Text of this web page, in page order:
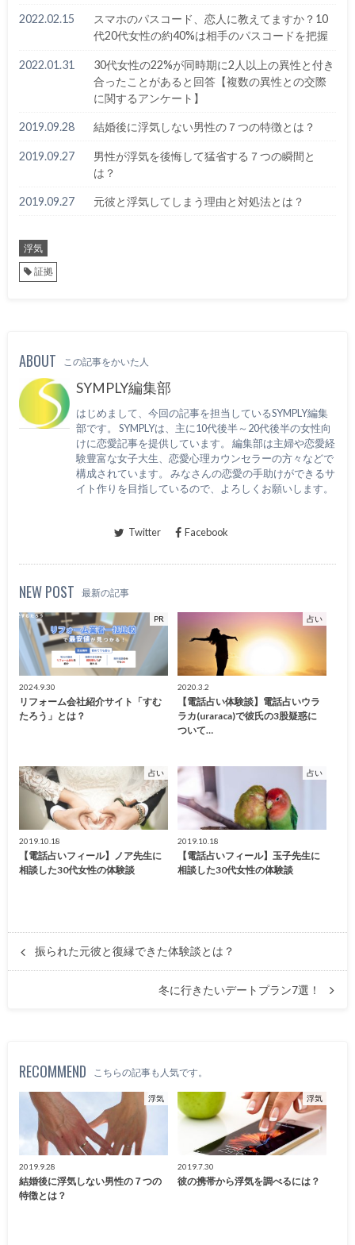
2022.02.15
スマホのパスコード、恋人に教えてますか？10
代20代女性の約40%は相手のパスコードを把握
2022.01.31
30代女性の22%が同時期に2人以上の異性と付き
合ったことがあると回答【複数の異性との交際
に関するアンケート】
2019.09.28 結婚後に浮気しない男性の７つの特徴とは？
2019.09.27
男性が浮気を後悔して猛省する７つの瞬間と
は？
2019.09.27 元彼と浮気してしまう理由と対処法とは？
浮気
証拠
ABOUT この記事をかいた人
SYMPLY編集部
はじめまして、今回の記事を担当しているSYMPLY編集
部です。 SYMPLYは、主に10代後半～20代後半の女性向
けに恋愛記事を提供しています。 編集部は主婦や恋愛経
験豊富な女子大生、恋愛心理カウンセラーの方々などで
構成されています。 みなさんの恋愛の手助けができるサ
イト作りを目指しているので、よろしくお願いします。
Twitter Facebook
NEW POST 最新の記事
PR
2024.9.30
リフォーム会社紹介サイト「すむ
たろう」とは？
占い
2020.3.2
【電話占い体験談】電話占いウラ
ラカ(uraraca)で彼氏の3股疑惑に
ついて…
占い
2019.10.18
【電話占いフィール】ノア先生に
相談した30代女性の体験談
占い
2019.10.18
【電話占いフィール】玉子先生に
相談した30代女性の体験談
振られた元彼と復縁できた体験談とは？
冬に行きたいデートプラン7選！
RECOMMEND こちらの記事も人気です。
浮気
2019.9.28
結婚後に浮気しない男性の７つの
特徴とは？
浮気
2019.7.30
彼の携帯から浮気を調べるには？